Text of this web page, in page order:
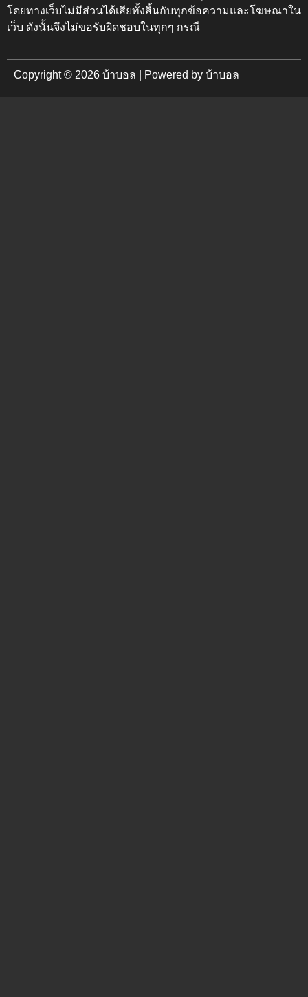
โดยทางเว็บไม่มีส่วนได้เสียทั้งสิ้นกับทุกข้อความและโฆษณาใน
เว็บ ดังนั้นจึงไม่ขอรับผิดชอบในทุกๆ กรณี
Copyright © 2026 บ้าบอล | Powered by บ้าบอล